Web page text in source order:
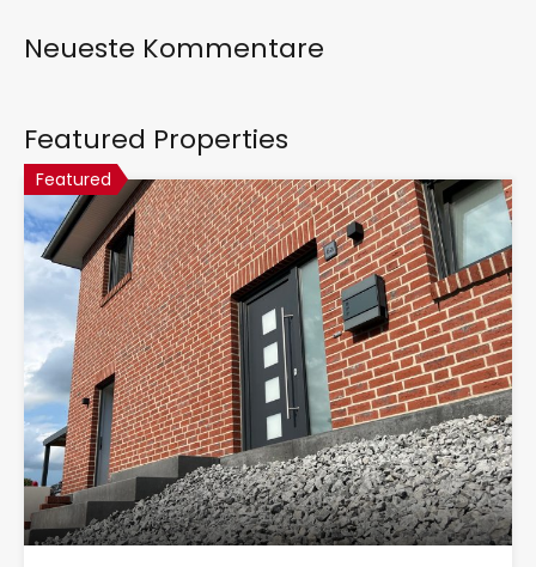
Neueste Kommentare
Featured Properties
Featured